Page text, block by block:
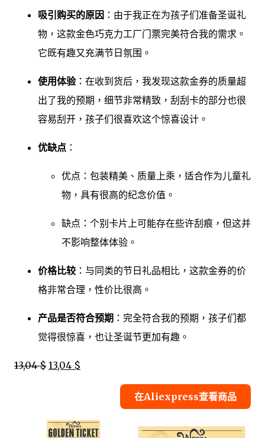
吸引购买的原因 ：由于我正在为孩子们准备圣诞礼
物，这款金色巧克力工厂门票完美符合我的需求。
它既有趣又充满节日氛围。
使用体验：在收到货后，我发现这款金券的质量超
出了我的预期，细节非常精致，刮刮卡的部分也很
容易刮开，孩子们很喜欢这个惊喜设计。
优缺点 ：
优点：包装精美、质量上乘，适合作为儿童礼
物，具有很高的纪念价值。
缺点：个别卡片上可能存在些许刮痕，但这并
不影响整体体验。
价格比较 ：与同类的节日礼品相比，这款金券的价
格非常合理，性价比很高。
产品是否符合预期 ：完全符合我的预期，孩子们都
觉得很惊喜，也让圣诞节更加有趣。
13,04 $ 13,04 $
在Aliexpress查看商品